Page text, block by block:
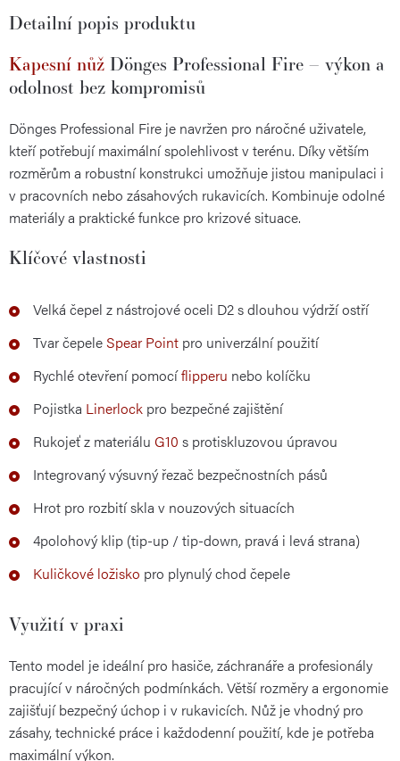
Detailní popis produktu
Kapesní nůž Dönges Professional Fire – výkon a
odolnost bez kompromisů
Dönges Professional Fire je navržen pro náročné uživatele,
kteří potřebují maximální spolehlivost v terénu. Díky větším
rozměrům a robustní konstrukci umožňuje jistou manipulaci i
v pracovních nebo zásahových rukavicích. Kombinuje odolné
materiály a praktické funkce pro krizové situace.
Klíčové vlastnosti
Velká čepel z nástrojové oceli D2 s dlouhou výdrží ostří
Tvar čepele Spear Point pro univerzální použití
Rychlé otevření pomocíflipperu nebo kolíčku
Pojistka Linerlock pro bezpečné zajištění
Rukojeť z materiálu G10 s protiskluzovou úpravou
Integrovaný výsuvný řezač bezpečnostních pásů
Hrot pro rozbití skla v nouzových situacích
4polohový klip (tip-up / tip-down, pravá i levá strana)
Kuličkové ložisko pro plynulý chod čepele
Využití v praxi
Tento model je ideální pro hasiče, záchranáře a profesionály
pracující v náročných podmínkách. Větší rozměry a ergonomie
zajišťují bezpečný úchop i v rukavicích. Nůž je vhodný pro
zásahy, technické práce i každodenní použití, kde je potřeba
maximální výkon.